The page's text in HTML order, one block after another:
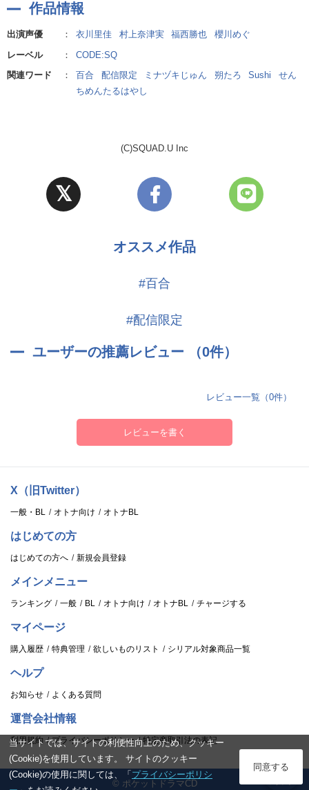
紅緒には時間がなかった…このまま陽の光が差さなければ、鬼の力
が更に強まり、体を乗っ取られる可能性があったのだ。
太陽を取り戻すために、犯人を探す紅緒と織姫。二人を消し去るた
めに暗躍する桜雅。
企画・制作:株式会社SQUAD.U
プロデューサー:ミナヅキじゅん
キャラクターデザイン・イラスト:朔たろ
イラスト:Sushi
音響監督:吉村尚紀
音響制作:株式会社オブジェクト
音響編集:ミナヅキじゅん
主題歌「HIKARI」
作詞・歌唱 :JASPĘR
挿入歌「光ともに」
作詞・作曲・歌唱:中川奈美
flute・篠笛:坂本圭
挿入歌「YOARASHI」
作曲:芳野謙
ストーリーPV制作:株式会社動楽
主題歌MV制作:CloA(PRISM STUDIO)
もう一人の主人公。“白龍” を継承しており、癒しと浄化の力を使う
の力になる為、鍛錬を積んできたので、戦闘力は高いが、戦場に出
させてもらえない。時々夢の中で、泣いている女神の姿を見る。
紅緒の双子の兄で、織姫の許婚。織姫が紅緒のことを好いているの
陽師としては落ちこぼれと言われており、アマテル寮の焔に弟子入
りして剣術を磨いている。妹たちを消し去るために、ミツネを雇っ
飄々とした態度を取る京都弁の美女。没落した伏見家の生き残りだ
巧みに人を操る。桜雅からは金で雇われており、彼に従う振りをし
鬼灯桜雅:福西勝也
月島夜彦:影山みこと
夜兎丸:中村源太
八雲辰巳:佐藤悠雅
陰陽省広報キャラクター:廿日市紗音
天ノスズメ:中川奈美
炎歌:吉田聖子
火花:小日向美香
火鞠:各務華梨
一夜:雨澤祐貴
白夜:ROβiN
作品情報
出演声優 ： 衣川里佳 村上奈津実 福西勝也
櫻川めぐ
レーベル
：
CODE:SQ
関連ワード
： 百合 配信限定 ミナヅキじゅん 朔たろ Sushi
せん
ちめんたるはやし
(C)SQUAD.U Inc
オススメ作品
#百合
#配信限定
ユーザーの推薦レビュー （0件）
レビュー一覧（0件）
レビューを書く
X（旧Twitter）
一般・BL オトナ向け オトナBL
はじめての方
はじめての方へ 新規会員登録
メインメニュー
ランキング 一般 BL オトナ向け オトナBL チャージする
マイページ
購入履歴 特典管理 欲しいものリスト シリアル対象商品一覧
ヘルプ
お知らせ よくある質問
運営会社情報
利用規約 プライバシーポリシー 特定商取引法の表記
© ポケットドラマCD
当サイトでは、サイトの利便性向上のため、クッキー
(Cookie)を使用しています。 サイトのクッキー
(Cookie)の使用に関しては、「 プライバシーポリシ
同意する